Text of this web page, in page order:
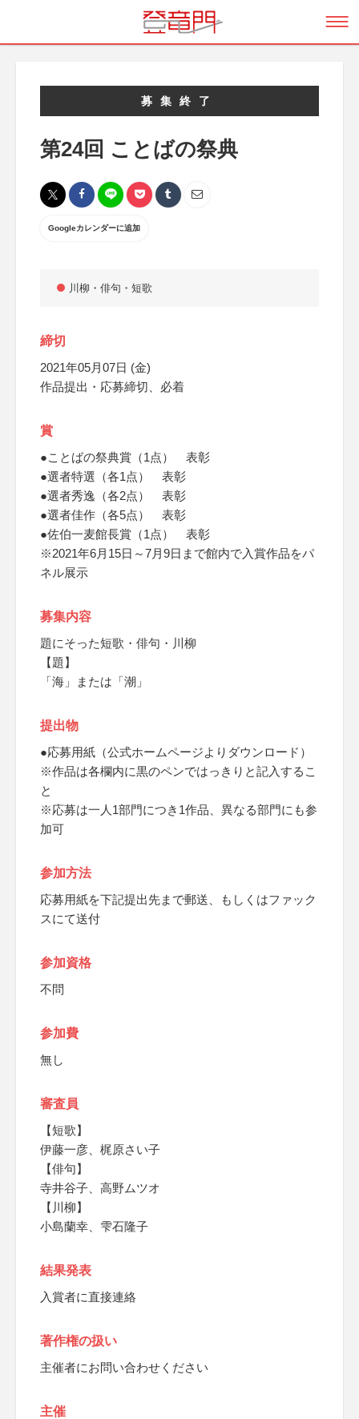
募集終了
第24回 ことばの祭典
Googleカレンダーに追加
川柳・俳句・短歌
締切
2021年05月07日 (金)
作品提出・応募締切、必着
賞
●ことばの祭典賞（1点） 表彰
●選者特選（各1点） 表彰
●選者秀逸（各2点） 表彰
●選者佳作（各5点） 表彰
●佐伯一麦館長賞（1点） 表彰
※2021年6月15日～7月9日まで館内で入賞作品をパ
ネル展示
募集内容
題にそった短歌・俳句・川柳
【題】
「海」または「潮」
提出物
●応募用紙（公式ホームページよりダウンロード）
※作品は各欄内に黒のペンではっきりと記入するこ
と
※応募は一人1部門につき1作品、異なる部門にも参
加可
参加方法
応募用紙を下記提出先まで郵送、もしくはファック
スにて送付
参加資格
不問
参加費
無し
審査員
【短歌】
伊藤一彦、梶原さい子
【俳句】
寺井谷子、高野ムツオ
【川柳】
小島蘭幸、雫石隆子
結果発表
入賞者に直接連絡
著作権の扱い
主催者にお問い合わせください
主催